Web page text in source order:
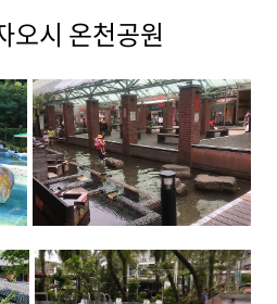
오시 온천공원